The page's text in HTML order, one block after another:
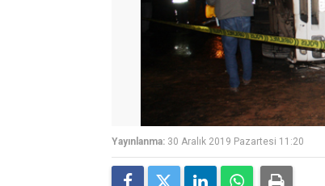
Yayınlanma: 30 Aralık 2019 Pazartesi 11:20